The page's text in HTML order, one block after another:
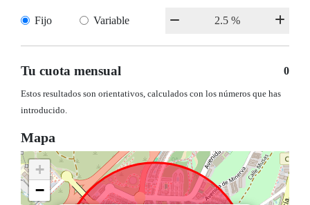
Fijo Variable
Tu cuota mensual 0
Estos resultados son orientativos, calculados con los números que has
introducido.
Mapa
+
−